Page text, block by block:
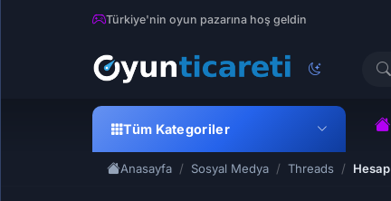
Türkiye'nin oyun pazarına hoş geldin
Tüm Kategoriler
Anasayfa Sosyal Medya Threads Hesap